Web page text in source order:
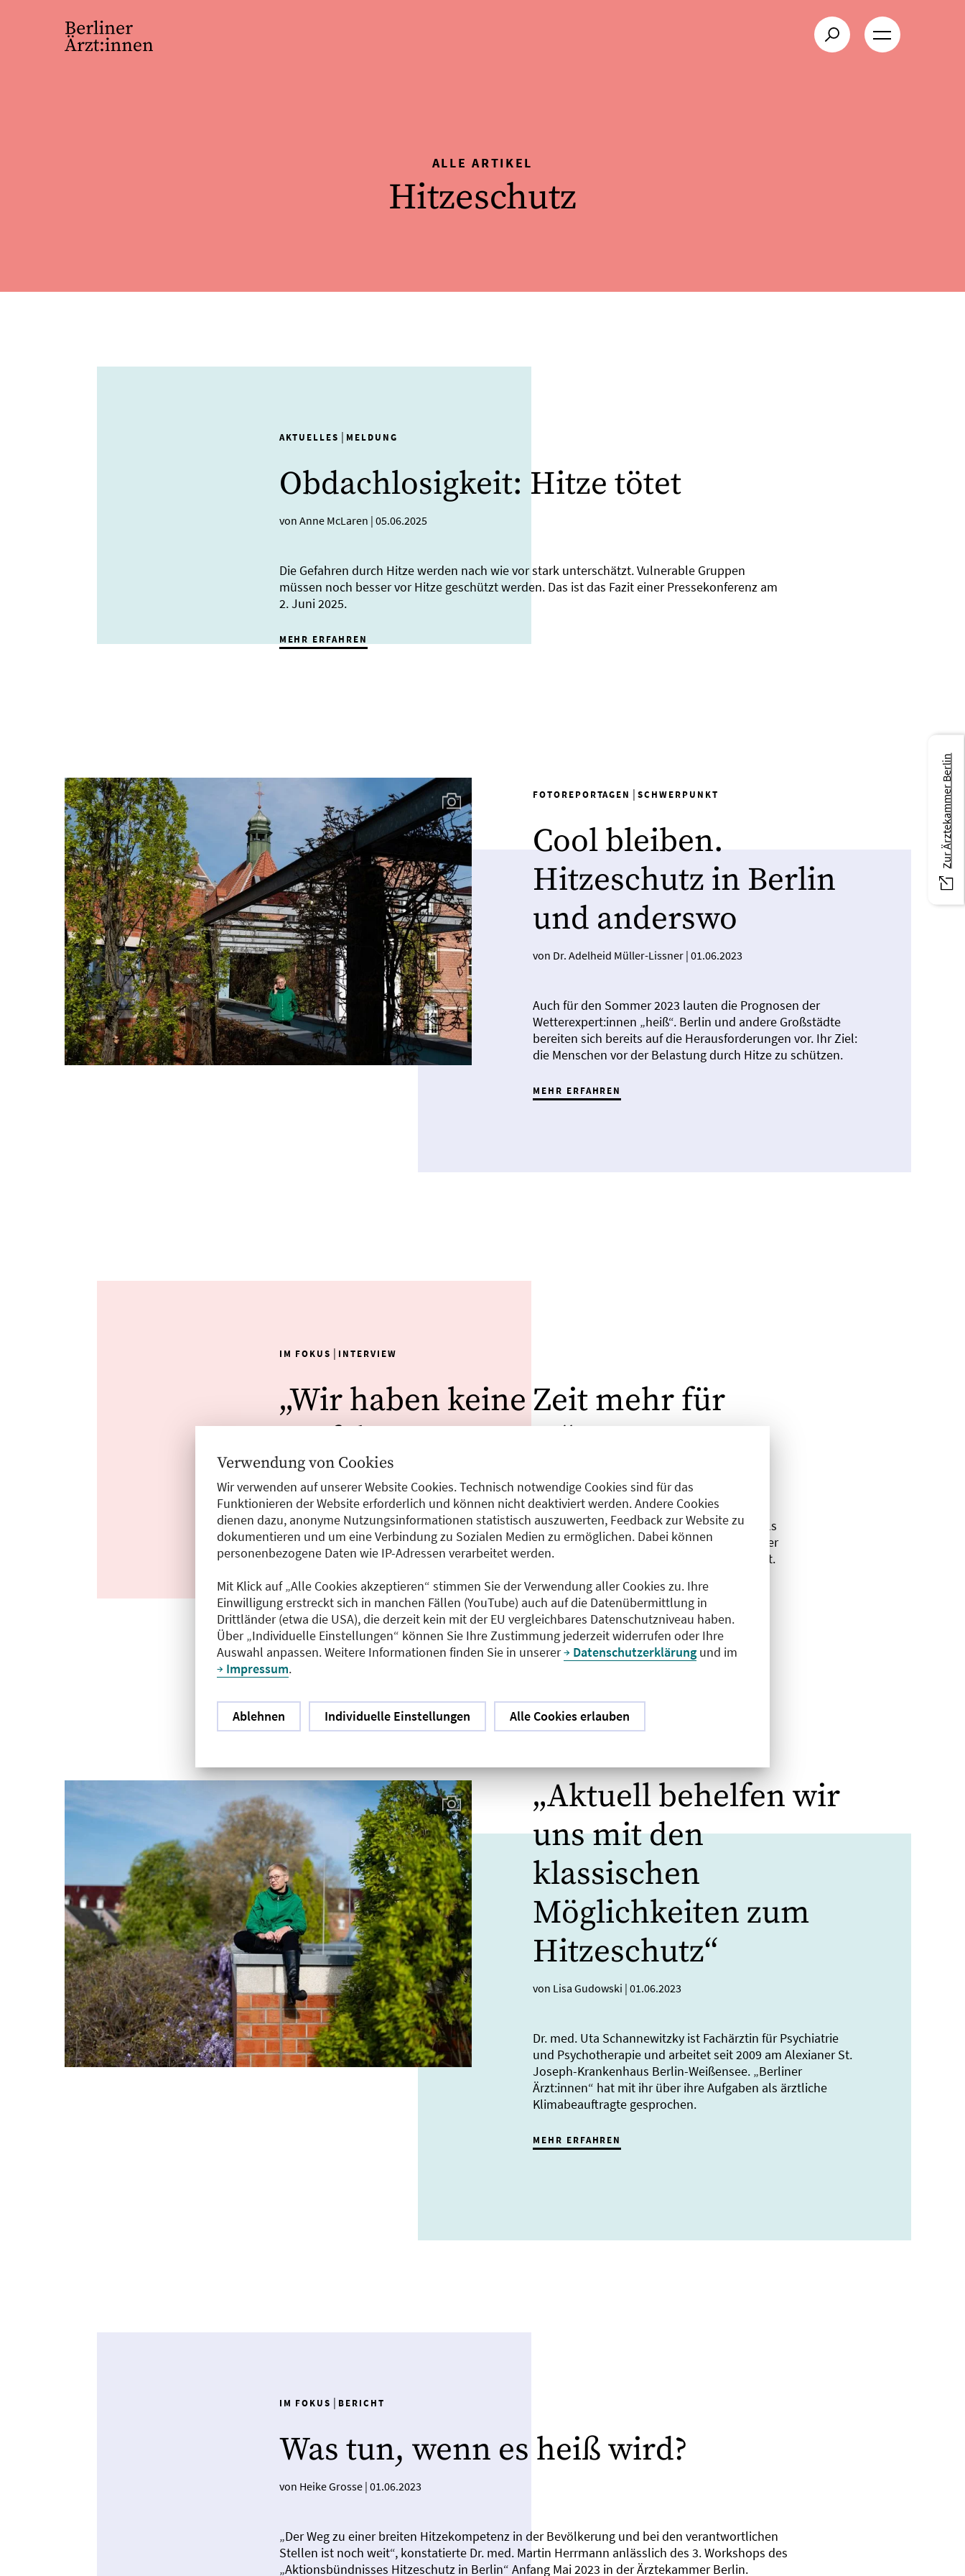
Verwendung von Cookies
Wir verwenden auf unserer Website Cookies. Technisch notwendige Cookies sind für das
Funktionieren der Website erforderlich und können nicht deaktiviert werden. Andere Cookies
dienen dazu, anonyme Nutzungsinformationen statistisch auszuwerten, Feedback zur Website zu
dokumentieren und um eine Verbindung zu Sozialen Medien zu ermöglichen. Dabei können
personenbezogene Daten wie IP-Adressen verarbeitet werden.
Mit Klick auf „Alle Cookies akzeptieren“ stimmen Sie der Verwendung aller Cookies zu. Ihre
Einwilligung erstreckt sich in manchen Fällen (YouTube) auch auf die Datenübermittlung in
Drittländer (etwa die USA), die derzeit kein mit der EU vergleichbares Datenschutzniveau haben.
Über „Individuelle Einstellungen“ können Sie Ihre Zustimmung jederzeit widerrufen oder Ihre
Auswahl anpassen. Weitere Informationen finden Sie in unserer
Datenschutzerklärung und im
Impressum.
Ablehnen Individuelle Einstellungen Alle Cookies erlauben
ALLE ARTIKEL
Hitzeschutz
AKTUELLES | MELDUNG
Obdachlosigkeit: Hitze tötet
von Anne McLaren | 05.06.2025
Die Gefahren durch Hitze werden nach wie vor stark unterschätzt. Vulnerable Gruppen
müssen noch besser vor Hitze geschützt werden. Das ist das Fazit einer Pressekonferenz am
2. Juni 2025.
MEHR ERFAHREN
FOTOREPORTAGEN |SCHWERPUNKT
Cool bleiben.
Hitzeschutz in Berlin
und anderswo
von Dr. Adelheid Müller-Lissner | 01.06.2023
Auch für den Sommer 2023 lauten die Prognosen der
Wetterexpert:innen „heiß“. Berlin und andere Großstädte
bereiten sich bereits auf die Herausforderungen vor. Ihr Ziel:
die Menschen vor der Belastung durch Hitze zu schützen.
MEHR ERFAHREN
IM FOKUS | INTERVIEW
„Wir haben keine Zeit mehr für
perfekte Lösungen!“
von Michaela Thiele
Laura-Marie Strützke ist Gesundheits- und Krankenpflegerin und engagiert sich seit 2019 als
Klimamanagerin des Evangelischen Krankenhauses Hubertus in Berlin-Zehlendorf. „Berliner
Ärzt:innen“ hat sie zu bereits umgesetzten und geplanten Klimaschutzmaßnahmen befragt.
MEHR ERFAHREN
„Aktuell behelfen wir
uns mit den
klassischen
Möglichkeiten zum
Hitzeschutz“
von Lisa Gudowski | 01.06.2023
Dr. med. Uta Schannewitzky ist Fachärztin für Psychiatrie
und Psychotherapie und arbeitet seit 2009 am Alexianer St.
Joseph-Krankenhaus Berlin-Weißensee. „Berliner
Ärzt:innen“ hat mit ihr über ihre Aufgaben als ärztliche
Klimabeauftragte gesprochen.
MEHR ERFAHREN
IM FOKUS | BERICHT
Was tun, wenn es heiß wird?
von Heike Grosse | 01.06.2023
„Der Weg zu einer breiten Hitzekompetenz in der Bevölkerung und bei den verantwortlichen
Stellen ist noch weit“, konstatierte Dr. med. Martin Herrmann anlässlich des 3. Workshops des
„Aktionsbündnisses Hitzeschutz in Berlin“ Anfang Mai 2023 in der Ärztekammer Berlin.
Zur Ärztekammer Berlin